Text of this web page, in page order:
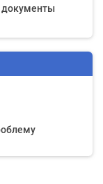
документы